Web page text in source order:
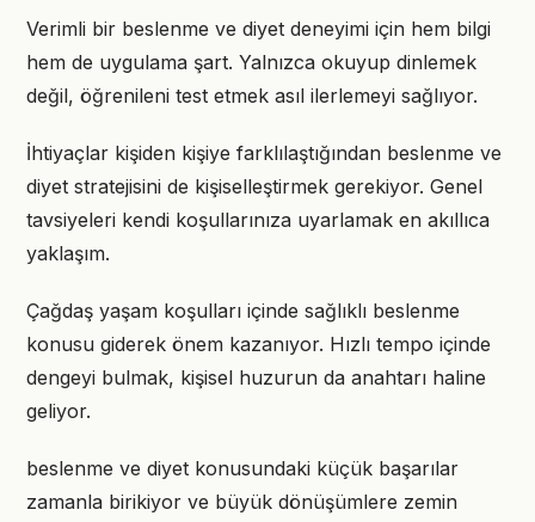
Verimli bir beslenme ve diyet deneyimi için hem bilgi
hem de uygulama şart. Yalnızca okuyup dinlemek
değil, öğrenileni test etmek asıl ilerlemeyi sağlıyor.
İhtiyaçlar kişiden kişiye farklılaştığından beslenme ve
diyet stratejisini de kişiselleştirmek gerekiyor. Genel
tavsiyeleri kendi koşullarınıza uyarlamak en akıllıca
yaklaşım.
Çağdaş yaşam koşulları içinde sağlıklı beslenme
konusu giderek önem kazanıyor. Hızlı tempo içinde
dengeyi bulmak, kişisel huzurun da anahtarı haline
geliyor.
beslenme ve diyet konusundaki küçük başarılar
zamanla birikiyor ve büyük dönüşümlere zemin